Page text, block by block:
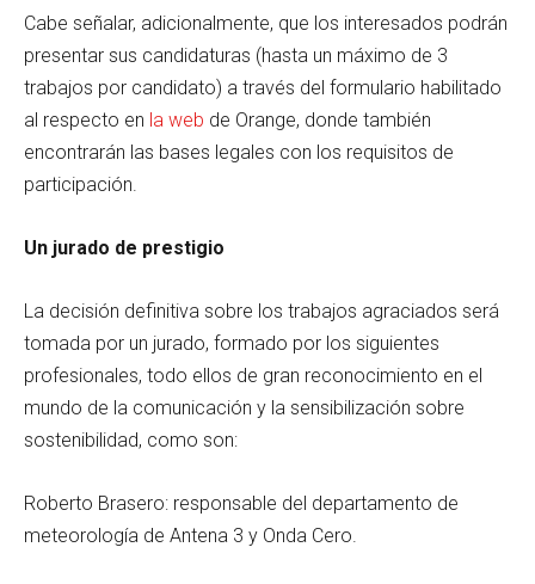
Cabe señalar, adicionalmente, que los interesados podrán
presentar sus candidaturas (hasta un máximo de 3
trabajos por candidato) a través del formulario habilitado
al respecto en la web de Orange, donde también
encontrarán las bases legales con los requisitos de
participación.
Un jurado de prestigio
La decisión definitiva sobre los trabajos agraciados será
tomada por un jurado, formado por los siguientes
profesionales, todo ellos de gran reconocimiento en el
mundo de la comunicación y la sensibilización sobre
sostenibilidad, como son:
Roberto Brasero: responsable del departamento de
meteorología de Antena 3 y Onda Cero.